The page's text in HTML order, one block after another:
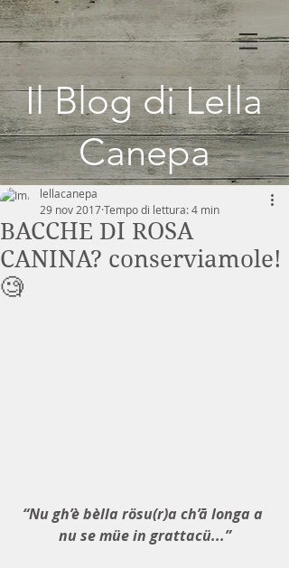
Il Blog di Lella
Canepa
BACCHE DI ROSA
CANINA? conserviamole!
🧐
lellacanepa
29 nov 2017Tempo di lettura: 4 min
“Nu gh’è bèlla rösu(r)a ch’ā longa a
nu se müe in grattacü...”